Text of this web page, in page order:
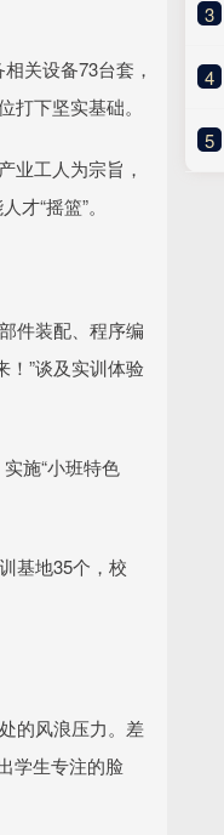
关设备73台套，
下坚实基础。
业工人为宗旨，
“摇篮”。
件装配、程序编
！”谈及实训体验
施“小班特色
基地35个，校
的风浪压力。差
学生专注的脸
3
4
5